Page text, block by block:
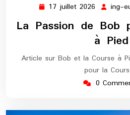
17 juillet 2026 17
juillet
2026
ing-
La Passion de Bob
à Pied
Article sur Bob et la Course à
pour la
0